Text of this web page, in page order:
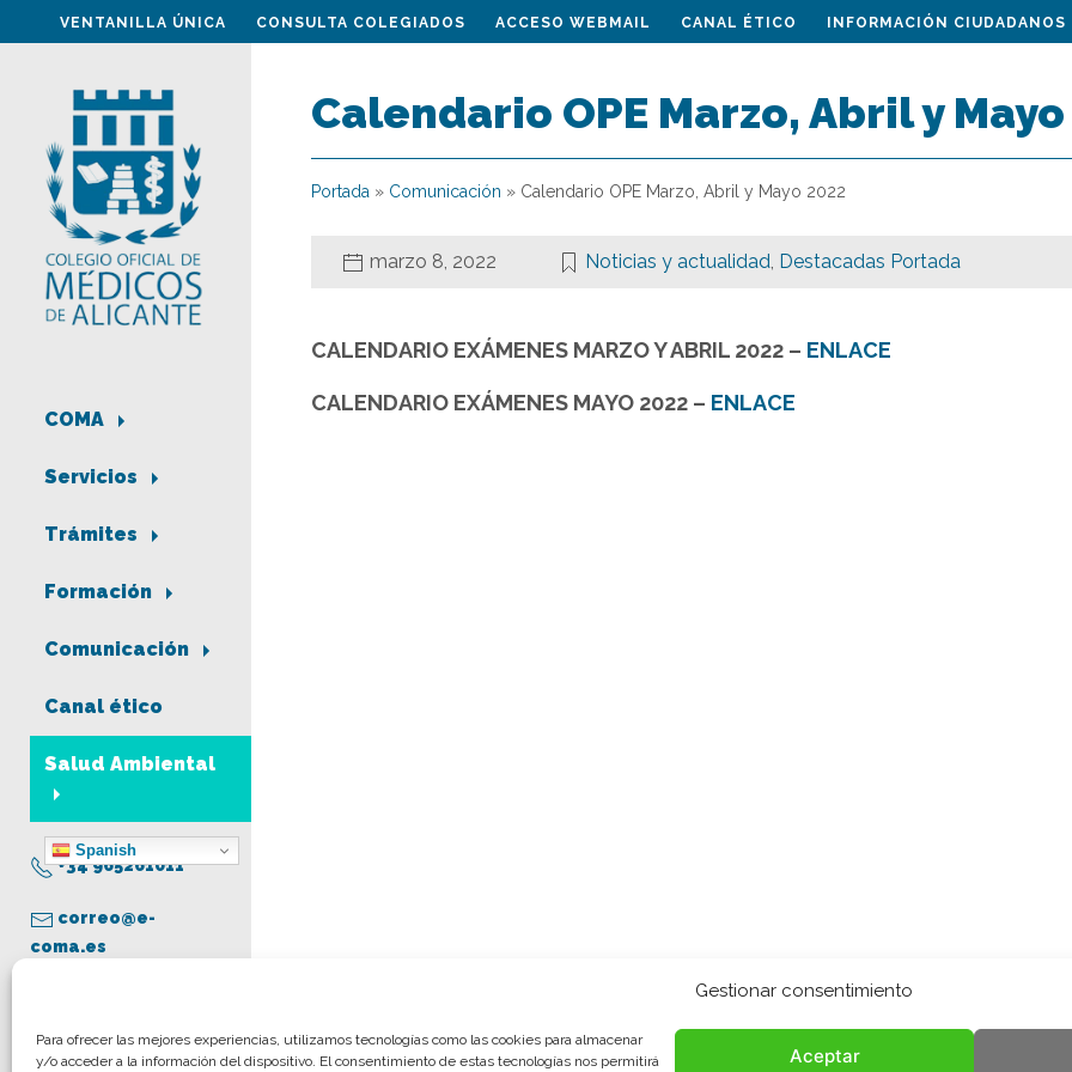
Gestionar consentimiento
Para ofrecer las mejores experiencias, utilizamos tecnologías como las cookies para almacenar
y/o acceder a la información del dispositivo. El consentimiento de estas tecnologías nos permitirá
Aceptar
VENTANILLA ÚNICA CONSULTA COLEGIADOS ACCESO WEBMAIL CANAL ÉTICO INFORMACIÓN CIUDADANOS
COMA
Servicios
Trámites
Formación
Comunicación
Canal ético
Salud Ambiental
Spanish
+34 965261011
correo@e-
coma.es
Aviso legal
Calendario OPE Marzo, Abril y
Portada » Comunicación » Calendario OPE Marzo, Abril y Mayo 2022
marzo 8, 2022 Noticias y actualidad, Destacadas Portada
CALENDARIO EXÁMENES MARZO Y ABRIL 2022 – ENLACE
CALENDARIO EXÁMENES MAYO 2022 – ENLACE